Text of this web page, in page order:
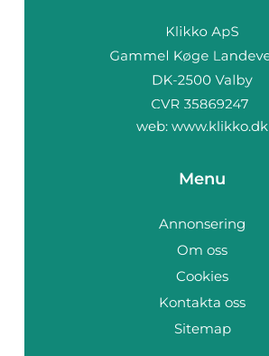
web: www.klikko.dk
Menu
Annonsering
Om oss
Cookies
Kontakta oss
Sitemap